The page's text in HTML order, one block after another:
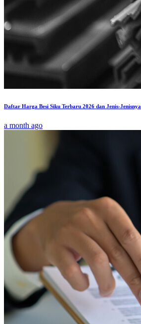
Daftar Harga Besi Siku Terbaru 2026 dan Jenis-Jenisnya
a month ago